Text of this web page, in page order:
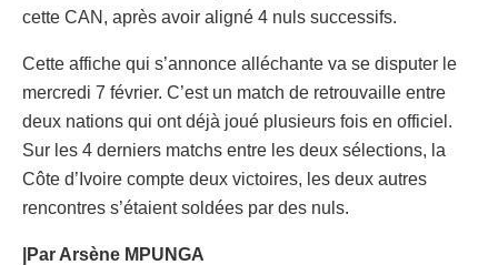
cette CAN, après avoir aligné 4 nuls successifs.
Cette affiche qui s’annonce alléchante va se disputer le
mercredi 7 février. C’est un match de retrouvaille entre
deux nations qui ont déjà joué plusieurs fois en officiel.
Sur les 4 derniers matchs entre les deux sélections, la
Côte d’Ivoire compte deux victoires, les deux autres
rencontres s’étaient soldées par des nuls.
|Par Arsène MPUNGA